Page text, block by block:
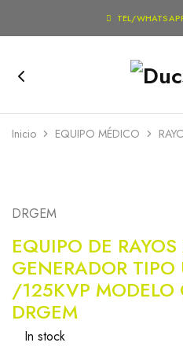
 TEL/
Inicio EQUIPO MÉDICO
DRGEM
EQUIPO DE
GENERADOR
/125KVP MODELO
DRGEM
In stock